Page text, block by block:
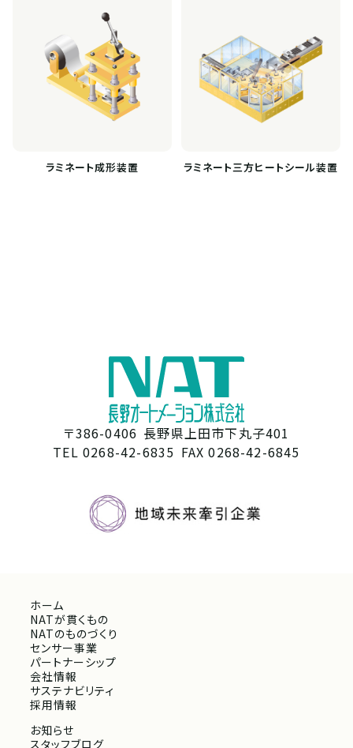
ラミネート成形装置 ラミネート三方ヒートシール装置
〒386-0406 長野県上田市下丸子401
TEL 0268-42-6835 FAX 0268-42-6845
ホーム
NATが貫くもの
NATのものづくり
センサー事業
パートナーシップ
会社情報
サステナビリティ
採用情報
お知らせ
スタッフブログ